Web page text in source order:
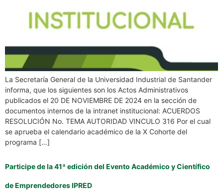
La Secretaría General de la Universidad Industrial de Santander
informa, que los siguientes son los Actos Administrativos
publicados el 20 DE NOVIEMBRE DE 2024 en la sección de
documentos internos de la intranet institucional: ACUERDOS
RESOLUCIÓN No. TEMA AUTORIDAD VINCULO 316 Por el cual
se aprueba el calendario académico de la X Cohorte del
programa […]
Participe de la 41ª edición del Evento Académico y Científico
de Emprendedores IPRED